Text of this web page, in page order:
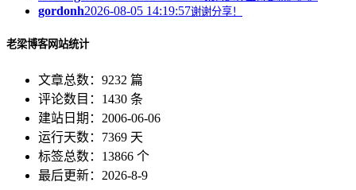
gordonh2026-08-05 14:19:57谢谢分享！
老梁博客网站统计
文章总数：9232 篇
评论数目：1430 条
建站日期：2006-06-06
运行天数：7369 天
标签总数：13866 个
最后更新：2026-8-9